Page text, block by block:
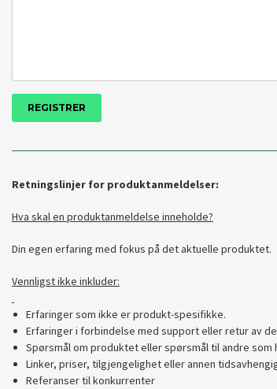
Retningslinjer for produktanmeldelser:
Hva skal en produktanmeldelse inneholde?
Din egen erfaring med fokus på det aktuelle produktet.
Vennligst ikke inkluder:
Erfaringer som ikke er produkt-spesifikke.
Erfaringer i forbindelse med support eller retur av
Spørsmål om produktet eller spørsmål til andre
Linker, priser, tilgjengelighet eller annen
Referanser til konkurrenter